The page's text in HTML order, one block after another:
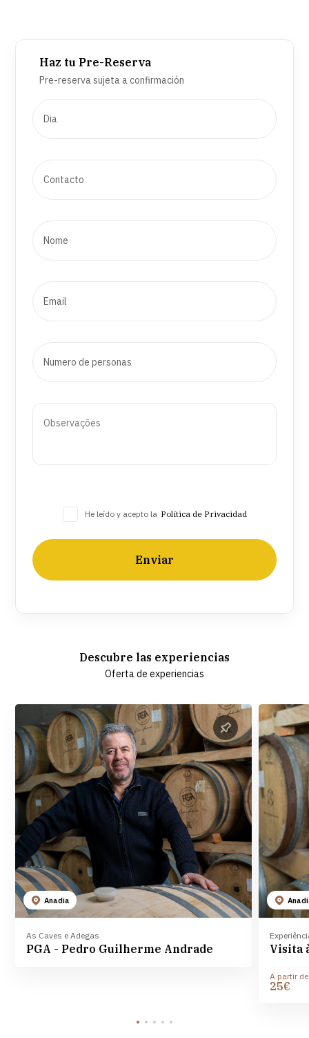
Haz tu Pre-Reserva
Pre-reserva sujeta a confirmación
He leído y acepto la Política de Privacidad
Enviar
Descubre las experiencias
Oferta de experiencias
Anadia
As Caves e Adegas
PGA - Pedro Guilherme Andrade
A partir de
25€